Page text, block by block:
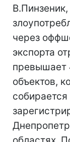
через
экспорта
превышает
объектов,
собирается